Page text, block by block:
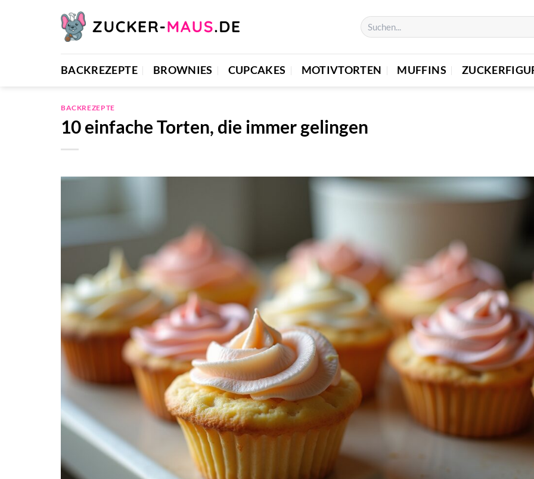
BACKREZEPTE BROWNIES CUPCAKES MOTIVTORTEN MUFFINS
BACKREZEPTE
10 einfache Torten, die immer gelingen